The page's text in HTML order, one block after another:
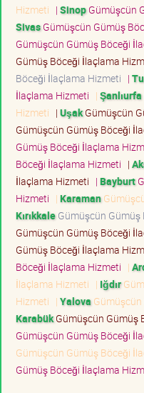
Hizmeti | SinopGümüşcün
SivasGümüşcün Gümüş
Gümüşcün Gümüş Böceği
Gümüş Böceği İlaçlama
Böceği İlaçlama Hizmeti |
İlaçlama Hizmeti | Şanlıurfa
Hizmeti | UşakGümüşcün
Gümüşcün Gümüş Böceği
Gümüş Böceği İlaçlama
Böceği İlaçlama Hizmeti |
İlaçlama Hizmeti | Bayburt
Hizmeti | Karaman
KırıkkaleGümüşcün Gümüş
Gümüşcün Gümüş Böceği
Gümüş Böceği İlaçlama
Böceği İlaçlama Hizmeti |
İlaçlama Hizmeti | Iğdır
Hizmeti | Yalova
KarabükGümüşcün Gümüş
Gümüşcün Gümüş Böceği
Gümüşcün Gümüş Böceği
Gümüş Böceği İlaçlama